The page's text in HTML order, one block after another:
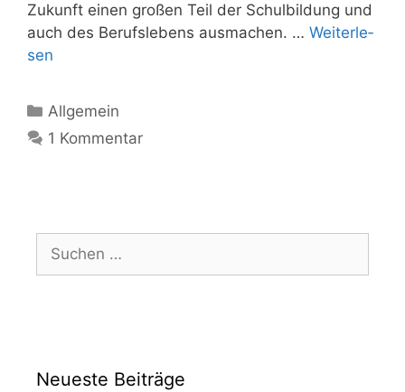
Zukunft einen gro­ßen Teil der Schul­bil­dung und
auch des Berufs­le­bens aus­ma­chen. … Wei­ter­le­
sen
Kategorien
Allgemein
1 Kommentar
Suchen
nach:
Neueste Beiträge